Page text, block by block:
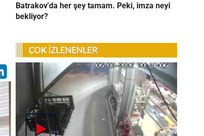
Batrakov'da her şey tamam. Peki, imza neyi
bekliyor?